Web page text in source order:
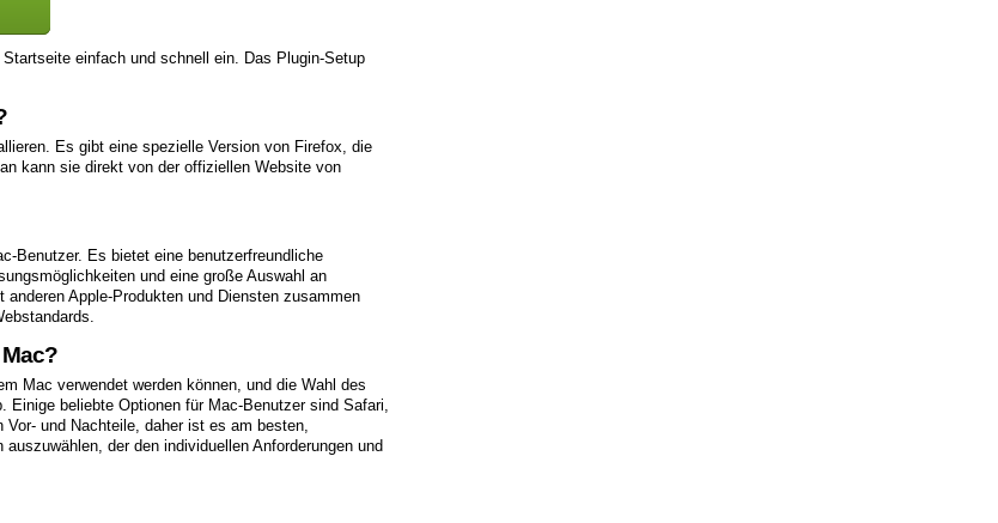
einfach und schnell ein. Das Plugin-Setup
Es gibt eine spezielle Version von Firefox, die
kann sie direkt von der offiziellen Website von
Benutzer. Es bietet eine benutzerfreundliche
und eine große Auswahl an
Apple-Produkten und Diensten zusammen
Mac verwendet werden können, und die Wahl des
beliebte Optionen für Mac-Benutzer sind Safari,
und Nachteile, daher ist es am besten,
der den individuellen Anforderungen und